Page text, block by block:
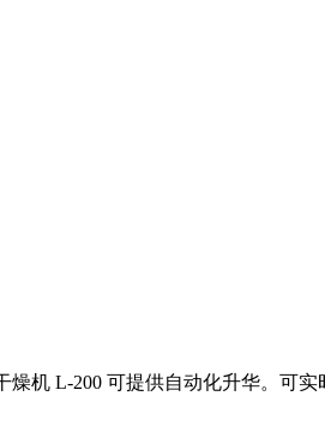
机 L-200 可提供自动化升华。可